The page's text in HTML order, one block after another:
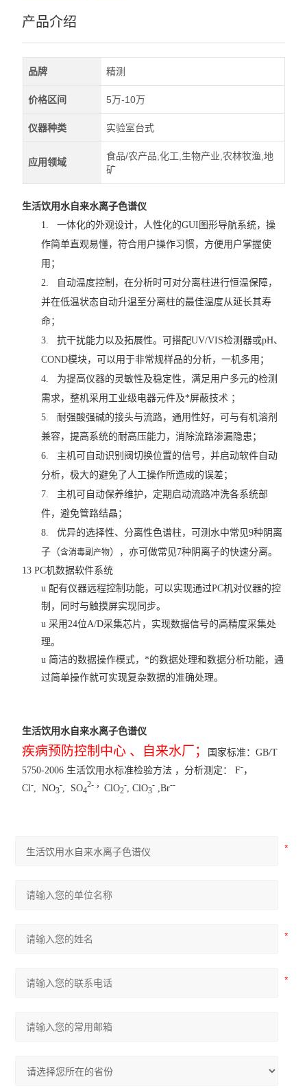
产品介绍
品牌 精测
价格区间 5万-10万
仪器种类 实验室台式
应用领域
食品/农产品,化工,生物产业,农林牧渔,地
矿
生活饮用水自来水离子色谱仪
1.
一体化的外观设计，人性化的GUI 图形导航系统，操
作简单直观易懂，符合用户操作习惯，方便用户掌握使
用；
2.
自动温度控制，在分析时可对分离柱进行恒温保障，
并在低温状态自动升温至分离柱的最佳温度从延长其寿
命；
3.
抗干扰能力以及拓展性。可搭配UV/VIS检测器或pH、
COND模块，可以用于非常规样品的分析，一机多用；
4.
为提高仪器的灵敏性及稳定性，满足用户多元的检测
需求，整机采用工业级电器元件及*屏蔽技术 ；
5.
耐强酸强碱的接头与流路，通用性好，可与有机溶剂
兼容，提高系统的耐高压能力，消除流路渗漏隐患；
6.
主机可自动识别阀切换位置的信号，并启动软件自动
分析，极大的避免了人工操作所造成的误差；
7.
主机可自动保养维护，定期启动流路冲洗各系统部
件，避免管路结晶；
8.
优异的选择性、分离性色谱柱，可测水中常见9种阴离
子（含消毒副产物），亦可做常见7种阴离子的快速分离。
13 PC机数据软件系统
u 配有仪器远程控制功能，可以实现通过PC机对仪器的控
制，同时与触摸屏实现同步。
u 采用24位A/D采集芯片，实现数据信号的高精度采集处
理。
u 简洁的数据操作模式，*的数据处理和数据分析功能，通
过简单操作就可实现复杂数据的准确处理。
生活饮用水自来水离子色谱仪
疾病预防控制中心 、自来水厂； 国家标准：GB/T
5750-2006 生活饮用水标准检验方法 ，分析测定： F-，
Cl-, NO3
-, SO4
2- ，ClO2
-, ClO3
- ,Br--